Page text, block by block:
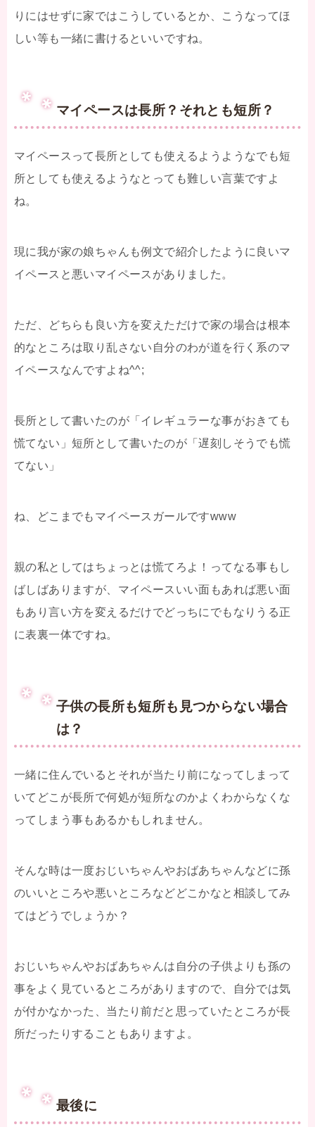
りにはせずに家ではこうしているとか、こうなってほ
しい等も一緒に書けるといいですね。
マイペースは長所？それとも短所？
マイペースって長所としても使えるようようなでも短
所としても使えるようなとっても難しい言葉ですよ
ね。
現に我が家の娘ちゃんも例文で紹介したように良いマ
イペースと悪いマイペースがありました。
ただ、どちらも良い方を変えただけで家の場合は根本
的なところは取り乱さない自分のわが道を行く系のマ
イペースなんですよね^^;
長所として書いたのが「イレギュラーな事がおきても
慌てない」短所として書いたのが「遅刻しそうでも慌
てない」
ね、どこまでもマイペースガールですwww
親の私としてはちょっとは慌てろよ！ってなる事もし
ばしばありますが、マイペースいい面もあれば悪い面
もあり言い方を変えるだけでどっちにでもなりうる正
に表裏一体ですね。
子供の長所も短所も見つからない場合
は？
一緒に住んでいるとそれが当たり前になってしまって
いてどこが長所で何処が短所なのかよくわからなくな
ってしまう事もあるかもしれません。
そんな時は一度おじいちゃんやおばあちゃんなどに孫
のいいところや悪いところなどどこかなと相談してみ
てはどうでしょうか？
おじいちゃんやおばあちゃんは自分の子供よりも孫の
事をよく見ているところがありますので、自分では気
が付かなかった、当たり前だと思っていたところが長
所だったりすることもありますよ。
最後に